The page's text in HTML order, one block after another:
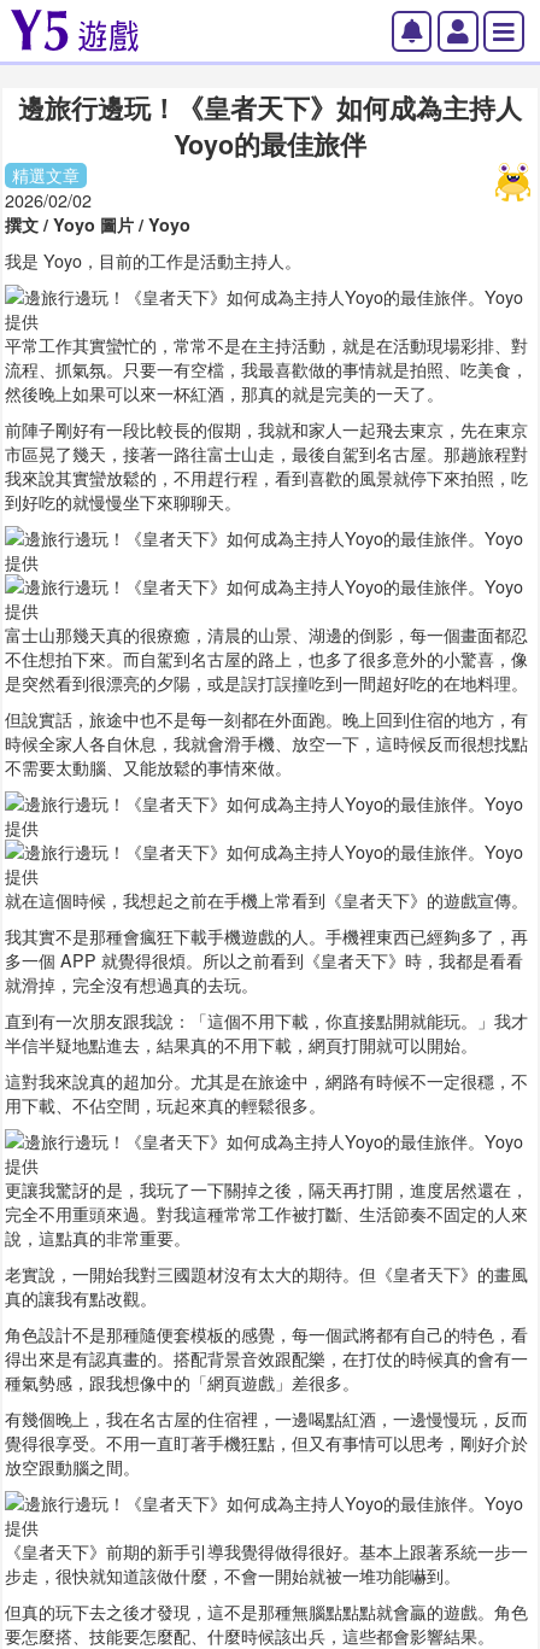
邊旅行邊玩！《皇者天下》如何成為主持人
Yoyo的最佳旅伴
精選文章
2026/02/02
撰文 / Yoyo 圖片 / Yoyo
我是 Yoyo，目前的工作是活動主持人。
平常工作其實蠻忙的，常常不是在主持活動，就是在活動現場彩排、對
流程、抓氣氛。只要一有空檔，我最喜歡做的事情就是拍照、吃美食，
然後晚上如果可以來一杯紅酒，那真的就是完美的一天了。
前陣子剛好有一段比較長的假期，我就和家人一起飛去東京，先在東京
市區晃了幾天，接著一路往富士山走，最後自駕到名古屋。那趟旅程對
我來說其實蠻放鬆的，不用趕行程，看到喜歡的風景就停下來拍照，吃
到好吃的就慢慢坐下來聊聊天。
富士山那幾天真的很療癒，清晨的山景、湖邊的倒影，每一個畫面都忍
不住想拍下來。而自駕到名古屋的路上，也多了很多意外的小驚喜，像
是突然看到很漂亮的夕陽，或是誤打誤撞吃到一間超好吃的在地料理。
但說實話，旅途中也不是每一刻都在外面跑。晚上回到住宿的地方，有
時候全家人各自休息，我就會滑手機、放空一下，這時候反而很想找點
不需要太動腦、又能放鬆的事情來做。
就在這個時候，我想起之前在手機上常看到《皇者天下》的遊戲宣傳。
我其實不是那種會瘋狂下載手機遊戲的人。手機裡東西已經夠多了，再
多一個 APP 就覺得很煩。所以之前看到《皇者天下》時，我都是看看
就滑掉，完全沒有想過真的去玩。
直到有一次朋友跟我說：「這個不用下載，你直接點開就能玩。」我才
半信半疑地點進去，結果真的不用下載，網頁打開就可以開始。
這對我來說真的超加分。尤其是在旅途中，網路有時候不一定很穩，不
用下載、不佔空間，玩起來真的輕鬆很多。
更讓我驚訝的是，我玩了一下關掉之後，隔天再打開，進度居然還在，
完全不用重頭來過。對我這種常常工作被打斷、生活節奏不固定的人來
說，這點真的非常重要。
老實說，一開始我對三國題材沒有太大的期待。但《皇者天下》的畫風
真的讓我有點改觀。
角色設計不是那種隨便套模板的感覺，每一個武將都有自己的特色，看
得出來是有認真畫的。搭配背景音效跟配樂，在打仗的時候真的會有一
種氣勢感，跟我想像中的「網頁遊戲」差很多。
有幾個晚上，我在名古屋的住宿裡，一邊喝點紅酒，一邊慢慢玩，反而
覺得很享受。不用一直盯著手機狂點，但又有事情可以思考，剛好介於
放空跟動腦之間。
《皇者天下》前期的新手引導我覺得做得很好。基本上跟著系統一步一
步走，很快就知道該做什麼，不會一開始就被一堆功能嚇到。
但真的玩下去之後才發現，這不是那種無腦點點點就會贏的遊戲。角色
要怎麼搭、技能要怎麼配、什麼時候該出兵，這些都會影響結果。